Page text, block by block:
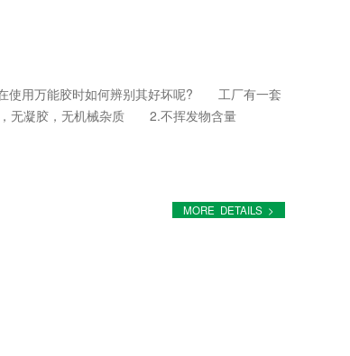
使用万能胶时如何辨别其好坏呢? 工厂有一套
无凝胶，无机械杂质 2.不挥发物含量
MORE DETAILS >